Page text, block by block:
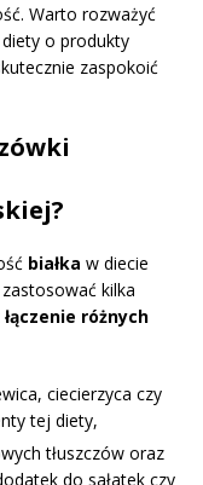
Warto rozważyć
o produkty
zaspokoić
białka w diecie
kilka
łączenie różnych
ciecierzyca czy
tej diety,
tłuszczów oraz
do sałatek czy